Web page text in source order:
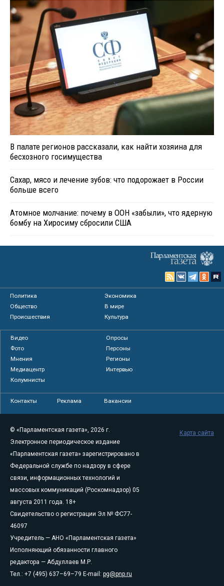
В палате регионов рассказали, как найти хозяина для
бесхозного госимущества
Сахар, мясо и лечение зубов: что подорожает в России
больше всего
Атомное молчание: почему в ООН «забыли», что ядерную
бомбу на Хиросиму сбросили США
Политика
Экономика
Общество
В мире
Происшествия
Культура
Видео
Опросы
Фото
Персоны
Мнения
Регионы
Медиацентр
Интервью
Колумнисты
Контакты Реклама Вакансии
© «Парламентская газета», 2026 г.
Электронное периодическое издание
«Парламентская газета» зарегистрировано в
Федеральной службе по надзору в сфере
связи, информационных технологий и
массовых коммуникаций (Роскомнадзор) 05
августа 2011 года. 18+
Свидетельство о регистрации Эл № ФС77-
46097
Учредитель — АНО «Парламентская газета»
Исполняющий обязанности главного
редактора — Абдуллаев М.Р.
Тел.: +7 (495) 637–69–79 E-mail: pg@pnp.ru
Карта сайта